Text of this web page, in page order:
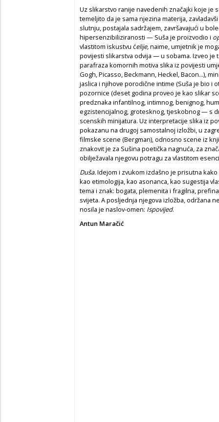
Uz slikarstvo ranije navedenih značajki koje je
temeljito da je sama njezina materija,
slutnju, postajala sadržajem, završavajući u
hipersenzibiliziranosti — Suša je proizvodio i
vlastitom iskustvu ćelije,naime, umjetnik je
povijesti slikarstva odvija — u sobama. Izveo
parafraza komornih motiva slika iz povijesti
Gogh, Picasso, Beckmann, Heckel, Bacon...),
jaslica i njihove porodične intime (Suša je bio i
pozornice (deset godina proveo je kao slikar
predznaka infantilnog, intimnog, benignog,
egzistencijalnog, grotesknog, tjeskobnog — s
scenskih minijatura. Uz interpretacije slika iz
pokazanu na drugoj samostalnoj izložbi, u
filmske scene (Bergman), odnosno scene iz
znakovit je za Sušina poetička nagnuća, za
obilježavala njegovu potragu za vlastitom
Duša.Idejom i zvukom izdašno je prisutna
kao etimologija, kao asonanca, kao sugestija
tema i znak: bogata, plemenita i fragilna,
svijeta. A posljednja njegova izložba, održana
nosila je naslov-omen: Ispovijed.
Antun Maračić